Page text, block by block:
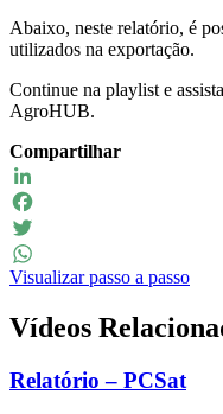
Abaixo, neste relatório, é
utilizados na exportação.
Continue na playlist e
AgroHUB.
Compartilhar
LinkedIn
Facebook
Twitter
WhatsApp
Visualizar passo a passo
Vídeos
Relatório – PCSat